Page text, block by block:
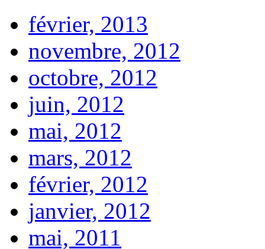
février, 2013
novembre, 2012
octobre, 2012
juin, 2012
mai, 2012
mars, 2012
février, 2012
janvier, 2012
mai, 2011